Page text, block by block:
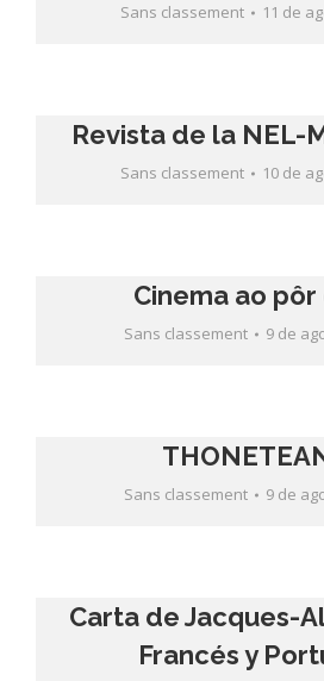
Sans classement 11 de
Revista de la NEL-
Sans classement 10 de
Cinema ao
Sans classement 9 de
Sans classement 9 de
Carta de Jacques-
Francés y